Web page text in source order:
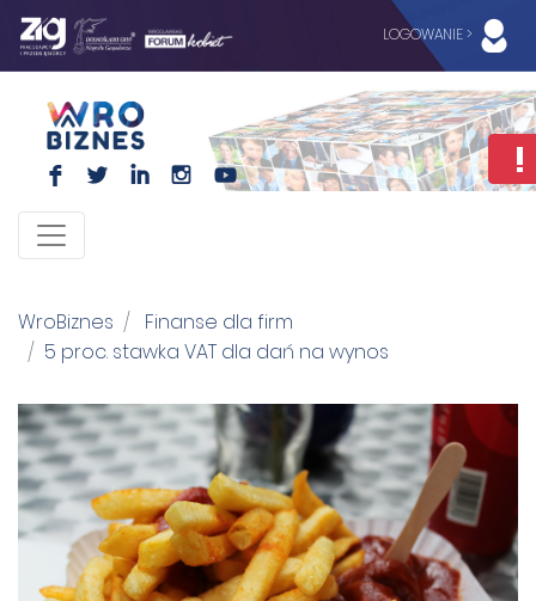
LOGOWANIE >
F L I I
WroBiznes
Finanse dla firm
5 proc. stawka VAT dla dań na wynos